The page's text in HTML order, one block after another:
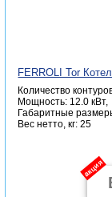
FERROLI Tor
Количество
Мощность: 12.0 кВт,
Габаритные
Вес нетто, кг: 25
акция